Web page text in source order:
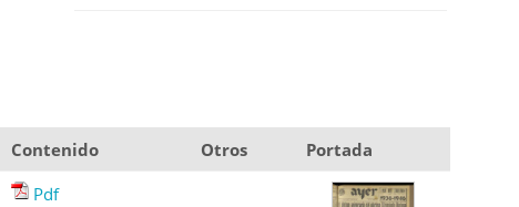
Contenido Otros
Portada
Pdf